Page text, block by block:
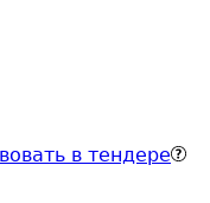
в тендере